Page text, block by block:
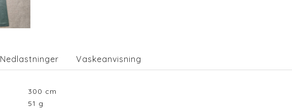
Nedlastninger Vaskeanvisning
300 cm
51 g